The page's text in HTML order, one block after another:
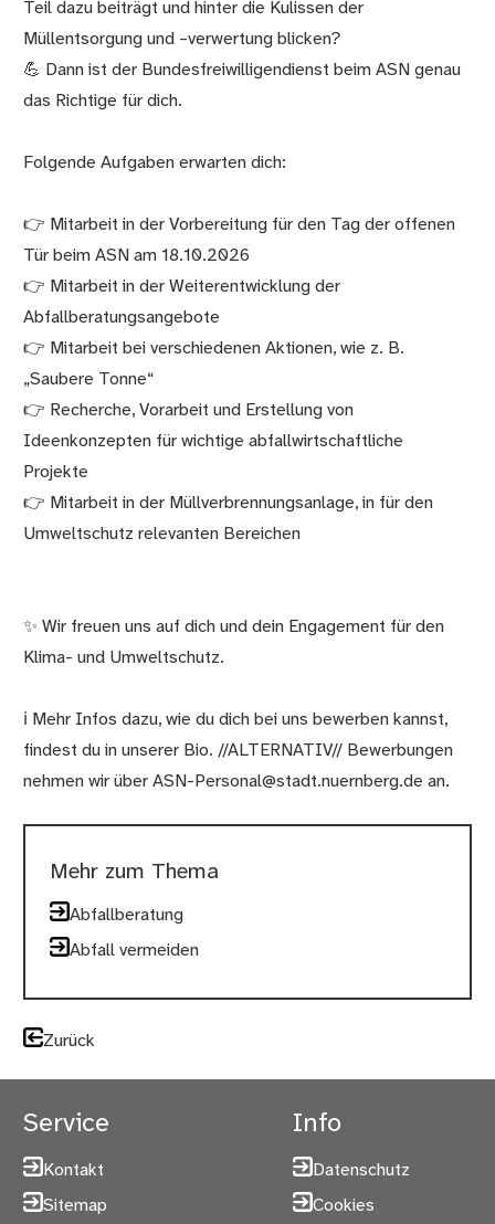
Teil dazu beiträgt und hinter die Kulissen der
Müllentsorgung und –verwertung blicken?
💪 Dann ist der Bundesfreiwilligendienst beim ASN genau
das Richtige für dich.
Folgende Aufgaben erwarten dich:
👉 Mitarbeit in der Vorbereitung für den Tag der offenen
Tür beim ASN am 18.10.2026
👉 Mitarbeit in der Weiterentwicklung der
Abfallberatungsangebote
👉 Mitarbeit bei verschiedenen Aktionen, wie z. B.
„Saubere Tonne“
👉 Recherche, Vorarbeit und Erstellung von
Ideenkonzepten für wichtige abfallwirtschaftliche
Projekte
👉 Mitarbeit in der Müllverbrennungsanlage, in für den
Umweltschutz relevanten Bereichen
✨ Wir freuen uns auf dich und dein Engagement für den
Klima- und Umweltschutz.
ℹ Mehr Infos dazu, wie du dich bei uns bewerben kannst,
findest du in unserer Bio. //ALTERNATIV// Bewerbungen
nehmen wir über ASN-Personal@stadt.nuernberg.de an.
Mehr zum Thema
Abfallberatung
Abfall vermeiden
Zurück
Service
Kontakt
Sitemap
Info
Datenschutz
Cookies